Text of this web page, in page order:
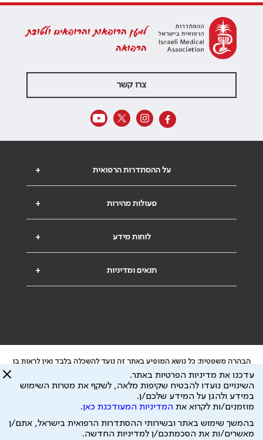
למען הרופאות והרופאים ולטובת
הרפואה
צרו קשר
+ על ההסתדרות הרפואית
+ פעולות מהירות
+ לוחות מידע
+ תנאים ומדיניות
הבהרה משפטית: כל נושא המופיע באתר זה נועד להשכלה בלבד ואין לראות בו
ייעוץ רפואי או משפטי. אין הר"י אחראית לתוכן המתפרסם באתר זה ולכל נזק
שעלול להיגרם.
ידוע לי שהר"י אוספת ושומרת מידע אישי לצורך מתן השרות וכי חלק ממנו עשוי
להיות מועבר לצדדים שלישיים, הכל בכפוף למדיניות הפרטיות
פיתוח ע"י עיצוב ע"י
עדכנו את מדיניות הפרטיות באתר.
השינויים נועדו להבטיח שקיפות מלאה, לשקף את מטרות השימוש
במידע ולהגן על המידע שלכם/ן.
מוזמנים/ות לקרוא את המדיניות המעודכנת כאן.
בהמשך שימוש באתר ובשירותי ההסתדרות הרפואית בישראל, אתם/ן
מאשרים/ות את הסכמתכם/ן למדיניות החדשה.